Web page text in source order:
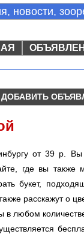
новости,
ДОБАВИТЬ
от 39 р.
где вы также
букет,
расскажут о
любом